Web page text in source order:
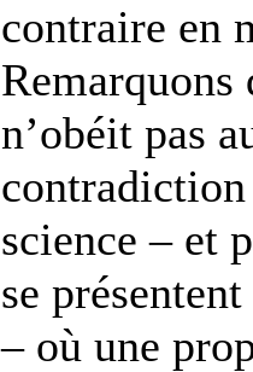
contraire en
Remarquons
n’obéit pas
science – et
se
– où une